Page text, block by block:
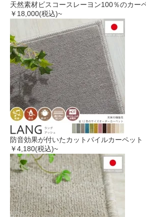
天然素材ビスコースレーヨン100％のカー
￥18,000(税込)~
防音効果が付いたカットパイルカーペット
￥4,180(税込)~